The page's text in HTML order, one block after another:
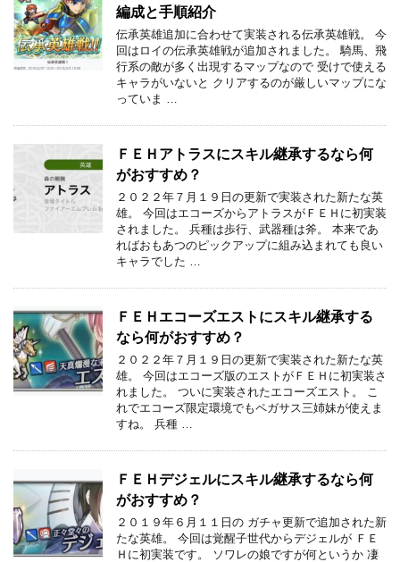
編成と手順紹介
伝承英雄追加に合わせて実装される伝承英雄戦。 今
回はロイの伝承英雄戦が追加されました。 騎馬、飛
行系の敵が多く出現するマップなので 受けで使える
キャラがいないと クリアするのが厳しいマップにな
っていま …
ＦＥＨアトラスにスキル継承するなら何
がおすすめ？
２０２２年７月１９日の更新で実装された新たな英
雄。 今回はエコーズからアトラスがＦＥＨに初実装
されました。 兵種は歩行、武器種は斧。 本来であ
ればおもあつのピックアップに組み込まれても良い
キャラでした …
ＦＥＨエコーズエストにスキル継承する
なら何がおすすめ？
２０２２年７月１９日の更新で実装された新たな英
雄。 今回はエコーズ版のエストがＦＥＨに初実装さ
れました。 ついに実装されたエコーズエスト。 こ
れでエコーズ限定環境でもペガサス三姉妹が使えま
すね。 兵種 …
ＦＥＨデジェルにスキル継承するなら何
がおすすめ？
２０１９年６月１１日の ガチャ更新で追加された新
たな英雄。 今回は覚醒子世代からデジェルが ＦＥ
Ｈに初実装です。 ソワレの娘ですが何というか 凄